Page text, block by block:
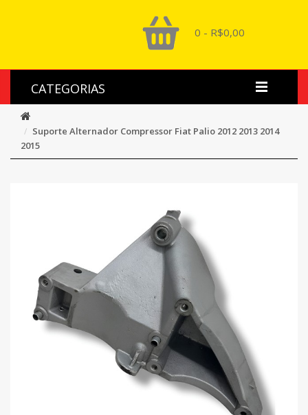
0 - R$0,00
CATEGORIAS
Suporte Alternador Compressor Fiat Palio 2012 2013 2014
2015